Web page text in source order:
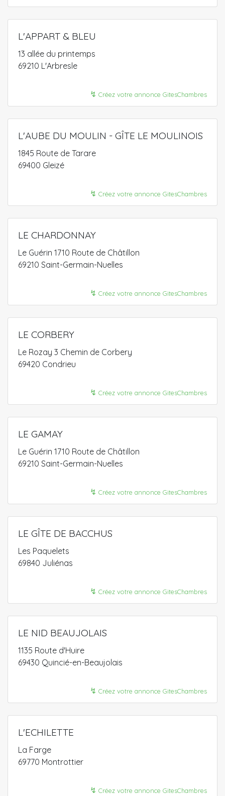
L'APPART & BLEU
13 allée du printemps
69210 L'Arbresle
↯ Créez votre annonce GitesChambres
L'AUBE DU MOULIN - GÎTE LE MOULINOIS
1845 Route de Tarare
69400 Gleizé
↯ Créez votre annonce GitesChambres
LE CHARDONNAY
Le Guérin 1710 Route de Châtillon
69210 Saint-Germain-Nuelles
↯ Créez votre annonce GitesChambres
LE CORBERY
Le Rozay 3 Chemin de Corbery
69420 Condrieu
↯ Créez votre annonce GitesChambres
LE GAMAY
Le Guérin 1710 Route de Châtillon
69210 Saint-Germain-Nuelles
↯ Créez votre annonce GitesChambres
LE GÎTE DE BACCHUS
Les Paquelets
69840 Juliénas
↯ Créez votre annonce GitesChambres
LE NID BEAUJOLAIS
1135 Route d'Huire
69430 Quincié-en-Beaujolais
↯ Créez votre annonce GitesChambres
L'ECHILETTE
La Farge
69770 Montrottier
↯ Créez votre annonce GitesChambres